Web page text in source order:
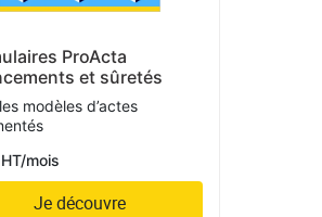
ProActa
et sûretés
modèles d’actes
mois
Je découvre